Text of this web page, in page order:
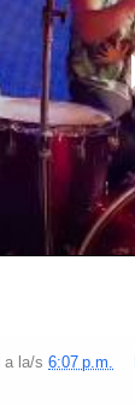
a la/s 6:07 p.m.